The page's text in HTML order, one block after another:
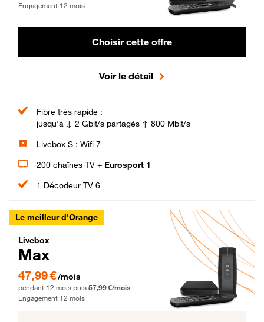
Engagement 12 mois
Choisir cette offre
Voir le détail
Fibre très rapide :
jusqu'à ↓ 2 Gbit/s partagés ↑ 800 Mbit/s
Livebox S : Wifi 7
200 chaînes TV + Eurosport 1
1 Décodeur TV 6
Le meilleur d'Orange
Livebox Max Fibre
Livebox
Max
47,99 € par mois pendant 12 mois puis 57,99 € par mois, Engagement 12 mois
47,99 €/mois
pendant 12 mois puis 57,99 €/mois
Engagement 12 mois